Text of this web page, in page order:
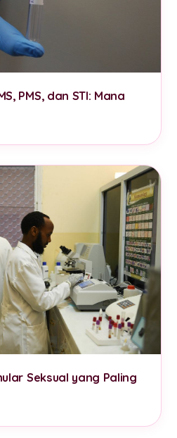
PMS, dan STI: Mana
Seksual yang Paling